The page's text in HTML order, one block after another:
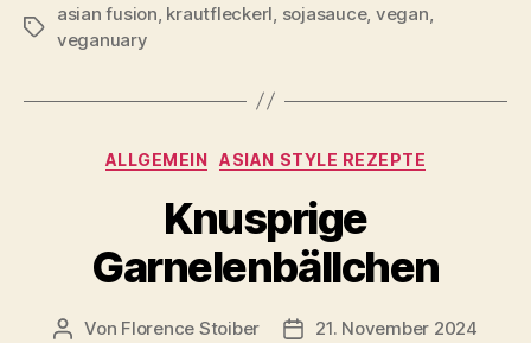
Schlagwörter
asian fusion krautfleckerl sojasauce, vegan
veganuary
Kategorien
ALLGEMEIN ASIAN STYLE REZEPTE
Knusprige
Garnelenbällchen
Beitragsautor
Von Florence Stoiber Veröffentlichungsdatum
21. November 2024